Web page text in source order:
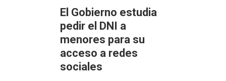
El Gobierno estudia
pedir el DNI a
menores para su
acceso a redes
sociales